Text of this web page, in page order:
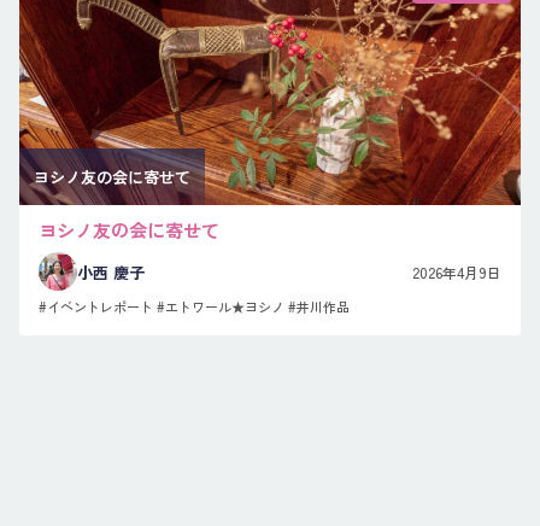
ヨシノ友の会に寄せて
ヨシノ友の会に寄せて
小西 慶子 2026年4月9日
#イベントレポート #エトワール★ヨシノ #井川作品